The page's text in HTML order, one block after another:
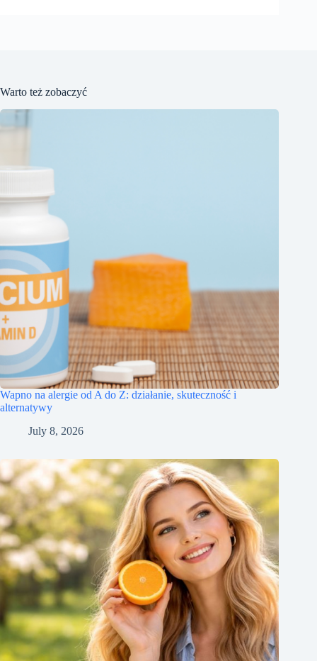
Warto też zobaczyć
Wapno na alergie od A do Z: działanie, skuteczność i
alternatywy
July 8, 2026